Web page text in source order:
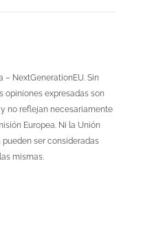
– NextGenerationEU. Sin
opiniones expresadas son
no reflejan necesariamente
Europea. Ni la Unión
pueden ser consideradas
mismas.